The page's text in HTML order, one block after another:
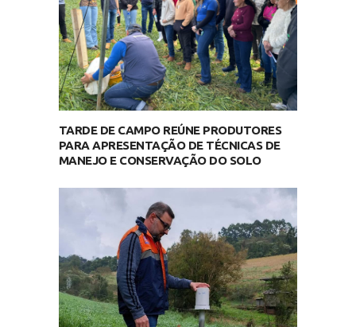
TARDE DE CAMPO REÚNE PRODUTORES
PARA APRESENTAÇÃO DE TÉCNICAS DE
MANEJO E CONSERVAÇÃO DO SOLO